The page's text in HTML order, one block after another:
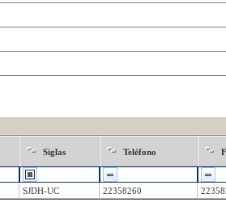
Siglas Teléfono
SJDH-UC 22358260